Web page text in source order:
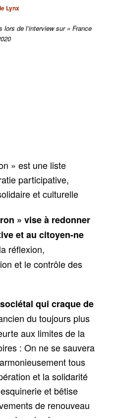
Lynx
de l’interview sur « France
» est une liste
participative,
et culturelle
» vise à redonner
et au citoyen-ne
réflexion,
et le contrôle des
qui craque de
du toujours plus
aux limites de la
: On ne se sauvera
tous
et la solidarité
et bêtise
de renouveau